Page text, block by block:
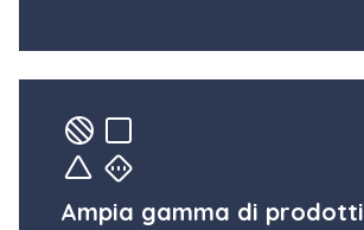
Ampia gamma di prodotti